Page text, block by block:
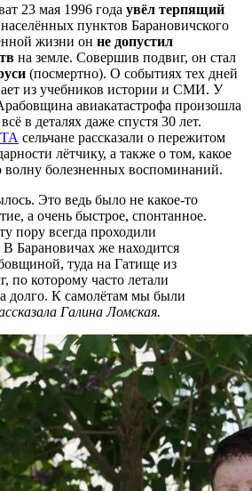
23 мая 1996 года увёл терпящий
пунктов Барановичского
жизни он не допустил
на земле. Совершив подвиг, он стал
(посмертно). О событиях тех дней
из учебников истории и СМИ. У
авиакатастрофа произошла
в деталях даже спустя 30 лет.
сельчане рассказали о пережитом
лётчику, а также о том, какое
волну болезненных воспоминаний.
Это ведь было не какое-то
а очень быстрое, спонтанное.
пору всегда проходили
Барановичах же находится
туда на Гатище из
по которому часто летали
долго. К самолётам мы были
Галина Ломская.